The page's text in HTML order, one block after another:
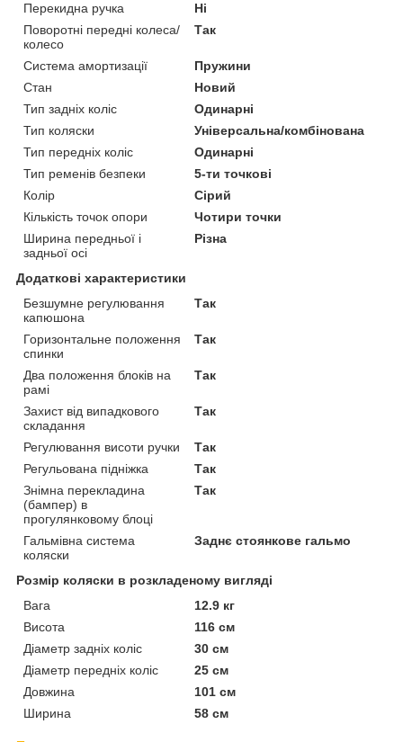
Перекидна ручка
Ні
Поворотні передні колеса/
колесо
Так
Система амортизації
Пружини
Стан
Новий
Тип задніх коліс
Одинарні
Тип коляски
Універсальна/комбінована
Тип передніх коліс
Одинарні
Тип ременів безпеки
5-ти точкові
Колір
Сірий
Кількість точок опори
Чотири точки
Ширина передньої і
задньої осі
Різна
Додаткові характеристики
Безшумне регулювання
капюшона
Так
Горизонтальне положення
спинки
Так
Два положення блоків на
рамі
Так
Захист від випадкового
складання
Так
Регулювання висоти ручки
Так
Регульована підніжка
Так
Знімна перекладина
(бампер) в
прогулянковому блоці
Так
Гальмівна система
коляски
Заднє стоянкове гальмо
Розмір коляски в розкладеному вигляді
Вага
12.9 кг
Висота
116 см
Діаметр задніх коліс
30 см
Діаметр передніх коліс
25 см
Довжина
101 см
Ширина
58 см